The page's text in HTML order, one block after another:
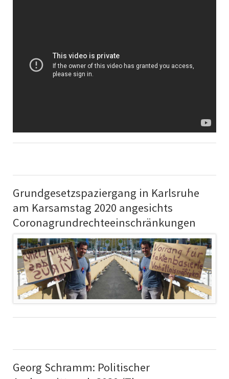
Grundgesetzspaziergang in Karlsruhe
am Karsamstag 2020 angesichts
Coronagrundrechteeinschränkungen
Georg Schramm: Politischer